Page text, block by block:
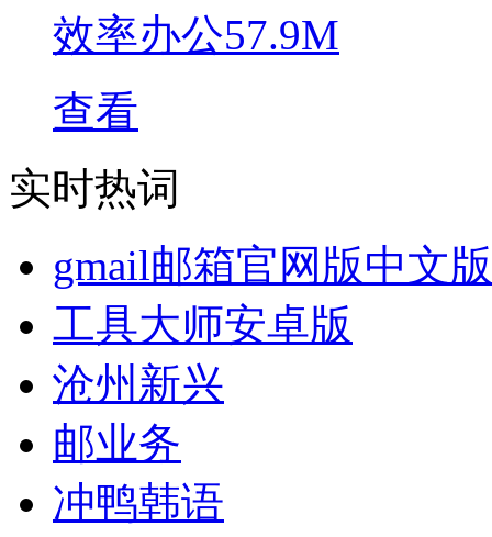
效率办公57.9M
查看
实时热词
gmail邮箱官网版中文版
工具大师安卓版
沧州新兴
邮业务
冲鸭韩语